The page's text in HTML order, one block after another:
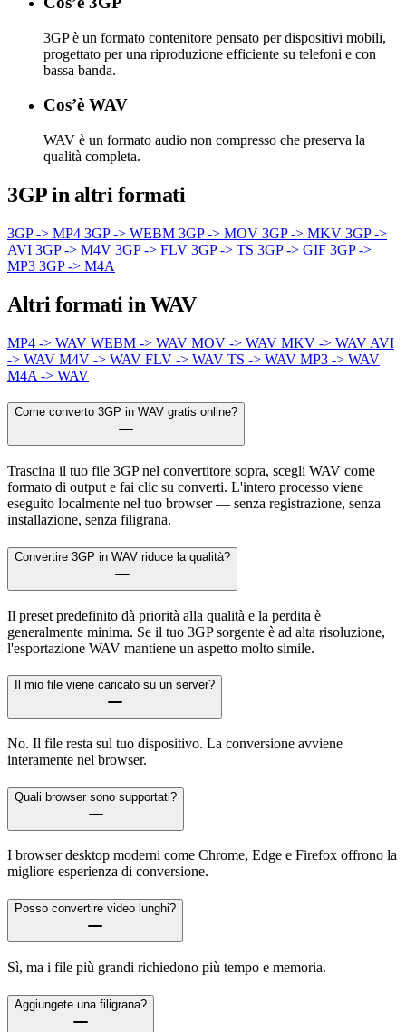
3GP è un formato contenitore pensato per dispositivi mobili,
progettato per una riproduzione efficiente su telefoni e con
bassa banda.
Cos’è WAV
WAV è un formato audio non compresso che preserva la
qualità completa.
3GP in altri formati
3GP -> MP4 3GP -> WEBM 3GP -> MOV 3GP -> MKV 3GP ->
AVI 3GP -> M4V 3GP -> FLV 3GP -> TS 3GP -> GIF 3GP ->
MP3 3GP -> M4A
Altri formati in WAV
MP4 -> WAV WEBM -> WAV MOV -> WAV MKV -> WAV AVI
-> WAV M4V -> WAV FLV -> WAV TS -> WAV MP3 -> WAV
M4A -> WAV
Come converto 3GP in WAV gratis online?
Trascina il tuo file 3GP nel convertitore sopra, scegli WAV come
formato di output e fai clic su converti. L'intero processo viene
eseguito localmente nel tuo browser — senza registrazione, senza
installazione, senza filigrana.
Convertire 3GP in WAV riduce la qualità?
Il preset predefinito dà priorità alla qualità e la perdita è
generalmente minima. Se il tuo 3GP sorgente è ad alta risoluzione,
l'esportazione WAV mantiene un aspetto molto simile.
Il mio file viene caricato su un server?
No. Il file resta sul tuo dispositivo. La conversione avviene
interamente nel browser.
Quali browser sono supportati?
I browser desktop moderni come Chrome, Edge e Firefox offrono la
migliore esperienza di conversione.
Posso convertire video lunghi?
Sì, ma i file più grandi richiedono più tempo e memoria.
Aggiungete una filigrana?